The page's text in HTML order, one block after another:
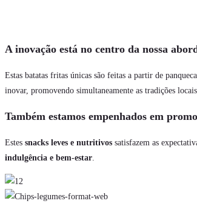
A inovação está no centro da nossa
Estas batatas fritas únicas são feitas a partir de
inovar, promovendo simultaneamente as tradições
Também estamos empenhados em
Estes snacks leves e nutritivos satisfazem as
indulgência e bem-estar.